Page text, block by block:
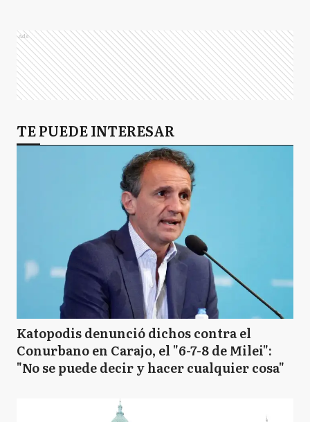
Ads
TE PUEDE INTERESAR
Katopodis denunció dichos contra el
Conurbano en Carajo, el "6-7-8 de Milei":
"No se puede decir y hacer cualquier cosa"